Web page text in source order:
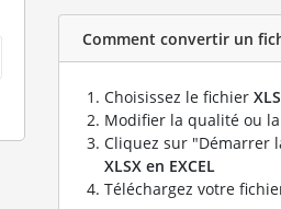
Comment convertir un
Choisissez le fichier
Modifier la qualité ou
Cliquez sur "Démarrer
XLSX en EXCEL
Téléchargez votre